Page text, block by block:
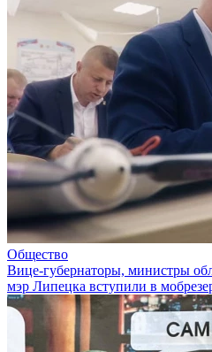
Общество
Вице-губернаторы, министры
мэр Липецка вступили в